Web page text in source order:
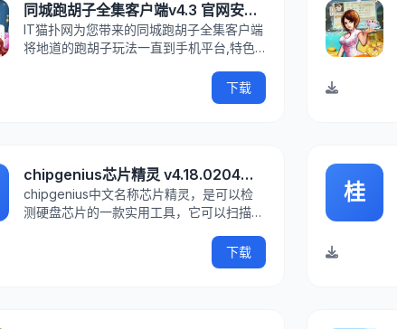
同城跑胡子全集客户端v4.3 官网安卓版
IT猫扑网为您带来的同城跑胡子全集客户端
将地道的跑胡子玩法一直到手机平台,特色
景音乐,让玩家随时随地想要来一局,.感兴趣
的朋友快来IT猫扑下载吧.跑胡子游戏中心,
下载
chipgenius芯片精灵 v4.18.0204绿色版
chipgenius中文名称芯片精灵，是可以检
测硬盘芯片的一款实用工具，它可以扫描U
示主控芯片型号、制造商、品牌等详细信
息。有了芯片精灵这款软件，我们就可以轻
下载
桂